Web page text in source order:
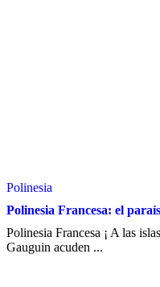
Polinesia
Polinesia Francesa: el
Polinesia Francesa ¡ A las
Gauguin acuden ...